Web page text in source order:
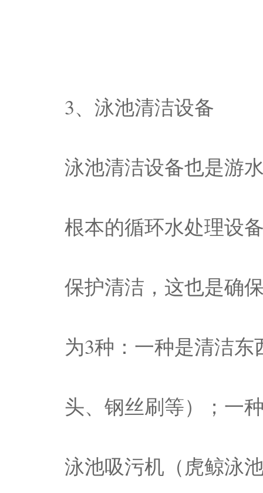
3、泳池清洁设备
泳池清洁设备也是游
根本的循环水处理设
保护清洁，这也是确
为3种：一种是清洁
头、钢丝刷等）；一
泳池吸污机（虎鲸泳